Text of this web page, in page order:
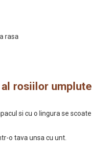
rasa
rosiilor umplute
si cu o lingura se scoate
o tava unsa cu unt.